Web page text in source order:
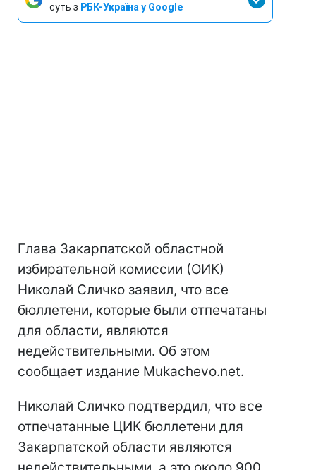
суть з РБК-Україна у Google
Глава Закарпатской областной
избирательной комиссии (ОИК)
Николай Сличко заявил, что все
бюллетени, которые были отпечатаны
для области, являются
недействительными. Об этом
сообщает издание Mukachevo.net.
Николай Сличко подтвердил, что все
отпечатанные ЦИК бюллетени для
Закарпатской области являются